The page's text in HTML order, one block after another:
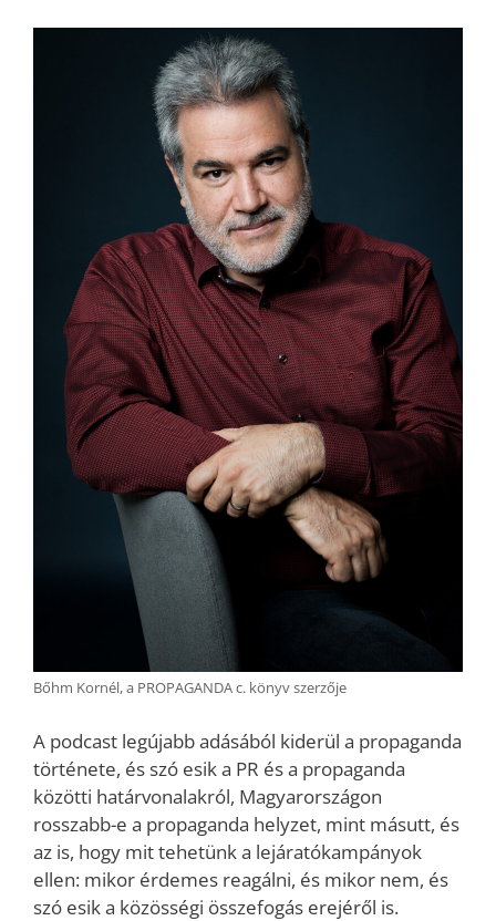
Bőhm Kornél, a PROPAGANDA c. könyv szerzője
A podcast legújabb adásából kiderül a propaganda
története, és szó esik a PR és a propaganda
közötti határvonalakról, Magyarországon
rosszabb-e a propaganda helyzet, mint másutt, és
az is, hogy mit tehetünk a lejáratókampányok
ellen: mikor érdemes reagálni, és mikor nem, és
szó esik a közösségi összefogás erejéről is.